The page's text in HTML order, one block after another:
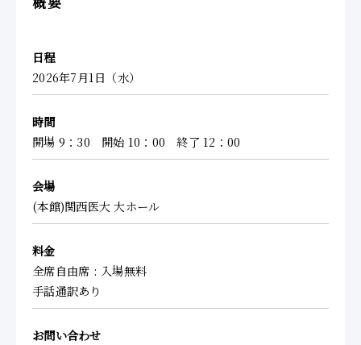
日程
2026年7月1日（水）
時間
開場 9：30 開始 10：00 終了 12：00
会場
(本館)関西医大 大ホール
料金
全席自由席 : 入場無料
手話通訳あり
お問い合わせ